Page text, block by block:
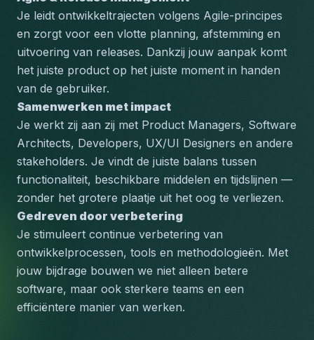
Je leidt ontwikkeltrajecten volgens Agile-principes
en zorgt voor een vlotte planning, afstemming en
uitvoering van releases. Dankzij jouw aanpak komt
het juiste product op het juiste moment in handen
van de gebruiker.
Samenwerken met impact
Je werkt zij aan zij met Product Managers, Software
Architects, Developers, UX/UI Designers en andere
stakeholders. Je vindt de juiste balans tussen
functionaliteit, beschikbare middelen en tijdslijnen —
zonder het grotere plaatje uit het oog te verliezen.
Gedreven door verbetering
Je stimuleert continue verbetering van
ontwikkelprocessen, tools en methodologieën. Met
jouw bijdrage bouwen we niet alleen betere
software, maar ook sterkere teams en een
efficiëntere manier van werken.